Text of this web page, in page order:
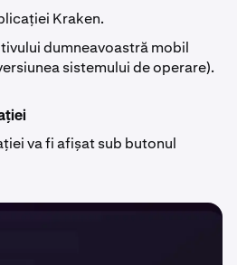
Kraken.
dumneavoastră mobil
sistemului de operare).
va fi afișat sub butonul